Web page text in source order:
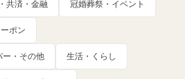
共済・金融 冠婚葬祭・イベント
ポン
ー・その他 生活・くらし